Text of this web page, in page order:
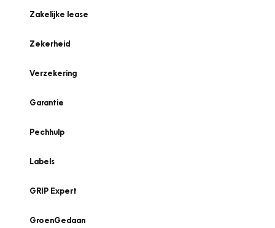
Zakelijke lease
Zekerheid
Verzekering
Garantie
Pechhulp
Labels
GRIP Expert
GroenGedaan